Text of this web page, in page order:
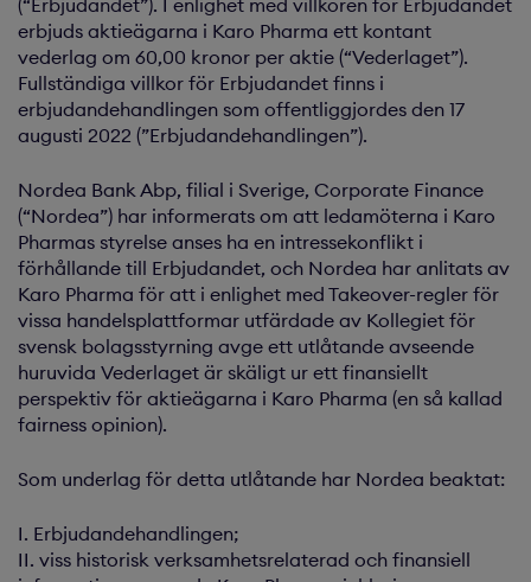
(“Erbjudandet”). I enlighet med villkoren för Erbjudandet
erbjuds aktieägarna i Karo Pharma ett kontant
vederlag om 60,00 kronor per aktie (“Vederlaget”).
Fullständiga villkor för Erbjudandet finns i
erbjudandehandlingen som offentliggjordes den 17
augusti 2022 (”Erbjudandehandlingen”).
Nordea Bank Abp, filial i Sverige, Corporate Finance
(“Nordea”) har informerats om att ledamöterna i Karo
Pharmas styrelse anses ha en intressekonflikt i
förhållande till Erbjudandet, och Nordea har anlitats av
Karo Pharma för att i enlighet med Takeover-regler för
vissa handelsplattformar utfärdade av Kollegiet för
svensk bolagsstyrning avge ett utlåtande avseende
huruvida Vederlaget är skäligt ur ett finansiellt
perspektiv för aktieägarna i Karo Pharma (en så kallad
fairness opinion).
Som underlag för detta utlåtande har Nordea beaktat:
I. Erbjudandehandlingen;
II. viss historisk verksamhetsrelaterad och finansiell